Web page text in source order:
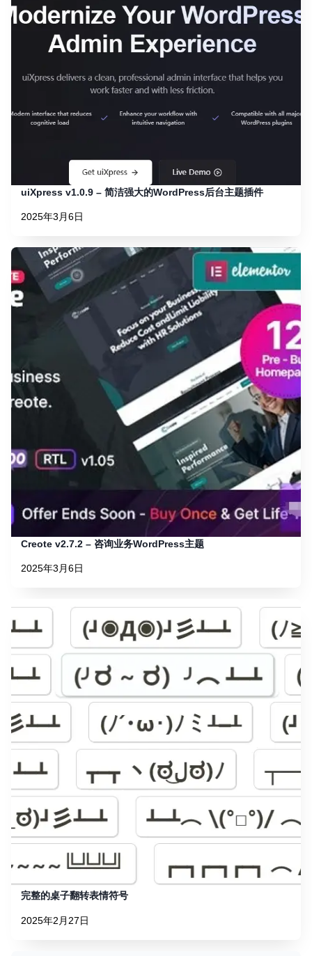
uiXpress v1.0.9 – 简洁强大的WordPress后台主题插件
2025年3月6日
Creote v2.7.2 – 咨询业务WordPress主题
2025年3月6日
完整的桌子翻转表情符号
2025年2月27日